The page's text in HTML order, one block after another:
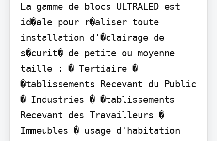
La gamme de blocs ULTRALED est
id�ale pour r�aliser toute
installation d'�clairage de
s�curit� de petite ou moyenne
taille : � Tertiaire �
�tablissements Recevant du Public
� Industries � �tablissements
Recevant des Travailleurs �
Immeubles � usage d'habitation